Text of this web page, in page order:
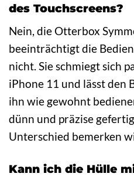
des Touchscreens?
Nein, die Otterbox
beeinträchtigt die
nicht. Sie schmiegt sich
iPhone 11 und lässt den
ihn wie gewohnt
dünn und präzise
Unterschied bemerken
Kann ich die Hülle